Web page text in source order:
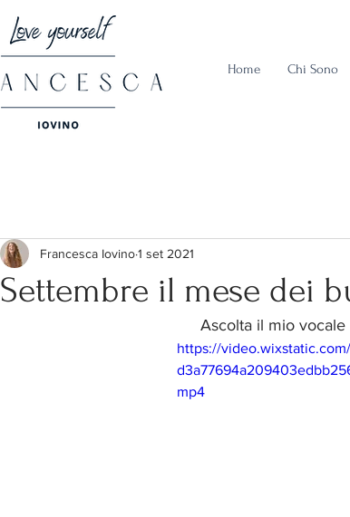
Home Chi Sono
Settembre il mese dei
Francesca Iovino1 set 2021
Ascolta il mio vocale
https://
mp4